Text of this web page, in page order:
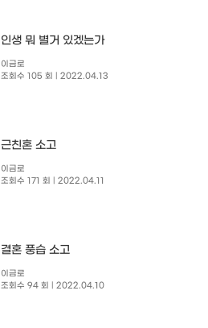
인생 뭐 별거 있겠는가
이금로
조회수 105 회
| 2022.04.13
근친혼 소고
이금로
조회수 171 회
| 2022.04.11
결혼 풍습 소고
이금로
조회수 94 회
| 2022.04.10